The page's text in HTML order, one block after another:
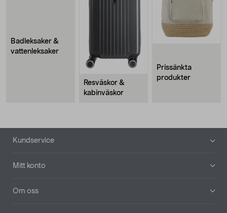
Badleksaker &
vattenleksaker
Resväskor &
kabinväskor
Prissänkta
produkter
Sidfot
Kundservice
Mitt konto
Om oss